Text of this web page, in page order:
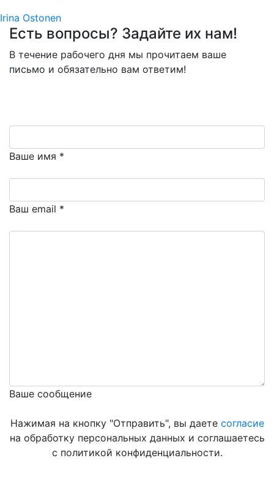
Навигация
по
записям
Irina Ostonen
Есть вопросы? Задайте их нам!
В течение рабочего дня мы прочитаем ваше
письмо и обязательно вам ответим!
Ваше имя *
Ваш email *
Ваше сообщение
Нажимая на кнопку "Отправить", вы даете согласие
на обработку персональных данных и соглашаетесь
с политикой конфиденциальности.